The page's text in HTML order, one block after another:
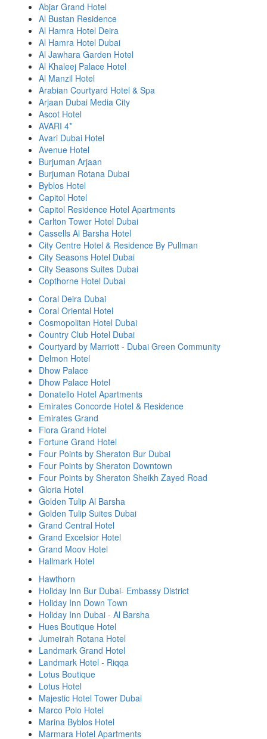
Abjar Grand Hotel
Al Bustan Residence
Al Hamra Hotel Deira
Al Hamra Hotel Dubai
Al Jawhara Garden Hotel
Al Khaleej Palace Hotel
Al Manzil Hotel
Arabian Courtyard Hotel & Spa
Arjaan Dubai Media City
Ascot Hotel
AVARI 4*
Avari Dubai Hotel
Avenue Hotel
Burjuman Arjaan
Burjuman Rotana Dubai
Byblos Hotel
Capitol Hotel
Capitol Residence Hotel Apartments
Carlton Tower Hotel Dubai
Cassells Al Barsha Hotel
City Centre Hotel & Residence By Pullman
City Seasons Hotel Dubai
City Seasons Suites Dubai
Copthorne Hotel Dubai
Coral Deira Dubai
Coral Oriental Hotel
Cosmopolitan Hotel Dubai
Country Club Hotel Dubai
Courtyard by Marriott - Dubai Green Community
Delmon Hotel
Dhow Palace
Dhow Palace Hotel
Donatello Hotel Apartments
Emirates Concorde Hotel & Residence
Emirates Grand
Flora Grand Hotel
Fortune Grand Hotel
Four Points by Sheraton Bur Dubai
Four Points by Sheraton Downtown
Four Points by Sheraton Sheikh Zayed Road
Gloria Hotel
Golden Tulip Al Barsha
Golden Tulip Suites Dubai
Grand Central Hotel
Grand Excelsior Hotel
Grand Moov Hotel
Hallmark Hotel
Hawthorn
Holiday Inn Bur Dubai- Embassy District
Holiday Inn Down Town
Holiday Inn Dubai - Al Barsha
Hues Boutique Hotel
Jumeirah Rotana Hotel
Landmark Grand Hotel
Landmark Hotel - Riqqa
Lotus Boutique
Lotus Hotel
Majestic Hotel Tower Dubai
Marco Polo Hotel
Marina Byblos Hotel
Marmara Hotel Apartments